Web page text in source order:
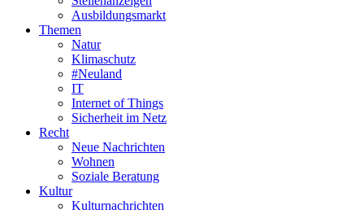
Ausbildungsmarkt
Themen
Natur
Klimaschutz
#Neuland
IT
Internet of Things
Sicherheit im Netz
Recht
Neue Nachrichten
Wohnen
Soziale Beratung
Kultur
Kulturnachrichten